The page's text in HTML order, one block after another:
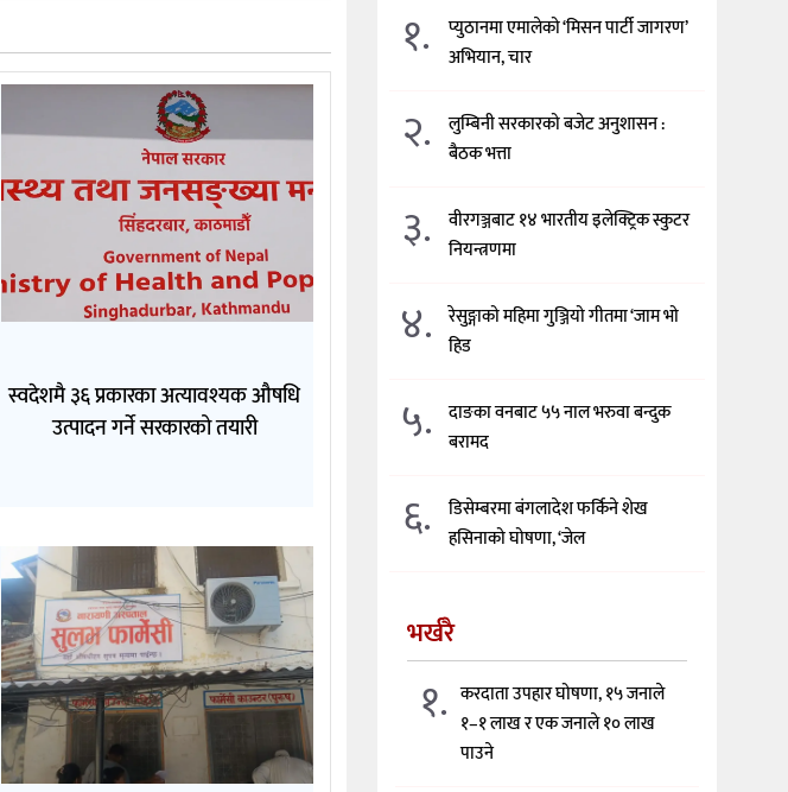
स्वदेशमै ३६ प्रकारका अत्यावश्यक औषधि
उत्पादन गर्ने सरकारको तयारी
१.
प्युठानमा एमालेको ‘मिसन पार्टी जागरण’
अभियान, चार
२.
लुम्बिनी सरकारको बजेट अनुशासन :
बैठक भत्ता
३.
वीरगञ्जबाट १४ भारतीय इलेक्ट्रिक स्कुटर
नियन्त्रणमा
४.
रेसुङ्गाको महिमा गुञ्जियो गीतमा ‘जाम भो
हिड
५.
दाङका वनबाट ५५ नाल भरुवा बन्दुक
बरामद
६.
डिसेम्बरमा बंगलादेश फर्किने शेख
हसिनाको घोषणा, ‘जेल
भर्खरै
१. करदाता उपहार घोषणा, १५ जनाले
१–१ लाख र एक जनाले १० लाख
पाउने